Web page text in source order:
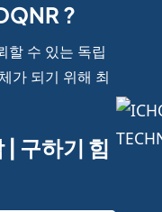
?
할 수 있는 독립
가 되기 위해 최
| 구하기 힘